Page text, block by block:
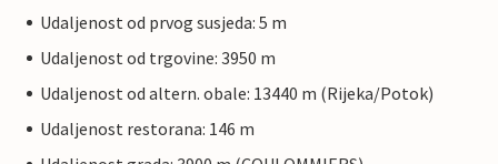
Udaljenost od prvog susjeda: 5 m
Udaljenost od trgovine: 3950 m
Udaljenost od altern. obale: 13440 m (Rijeka/Potok)
Udaljenost restorana: 146 m